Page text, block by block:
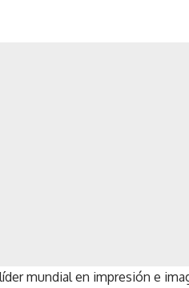
mundial en impresión e